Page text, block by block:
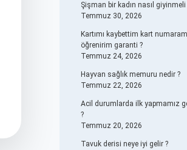
Şişman bir kadın nasıl giyinmeli
Temmuz 30, 2026
Kartımı kaybettim kart
öğrenirim garanti ?
Temmuz 24, 2026
Hayvan sağlık memuru nedir ?
Temmuz 22, 2026
Acil durumlarda ilk yapmamız
?
Temmuz 20, 2026
Tavuk derisi neye iyi gelir ?